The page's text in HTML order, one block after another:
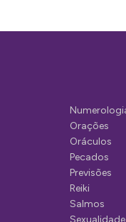
Orações
Oráculos
Pecados
Previsões
Reiki
Salmos
Sexualidade